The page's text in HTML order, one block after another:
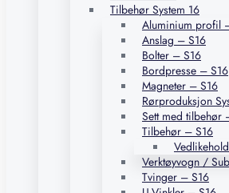
Tilbehør System 16
Aluminium profil
Anslag – S16
Bolter – S16
Bordpresse – S16
Magneter – S16
Rørproduksjon
Sett med tilbehør
Tilbehør – S16
Verktøyvogn /
Tvinger – S16